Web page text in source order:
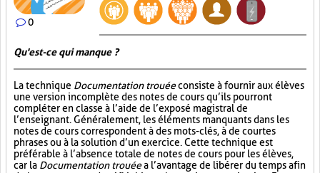
0
Qu'est-ce qui manque ?
La technique Documentation trouéeconsiste à fournir aux élèves
une version incomplète des notes de cours qu’ils pourront
compléter en classe à l’aide de l’exposé magistral de
l’enseignant. Généralement, les éléments manquants dans les
notes de cours correspondent à des mots-clés, à de courtes
phrases ou à la solution d’un exercice. Cette technique est
préférable à l’absence totale de notes de cours pour les élèves,
car la Documentation trouéea l’avantage de libérer du temps afin